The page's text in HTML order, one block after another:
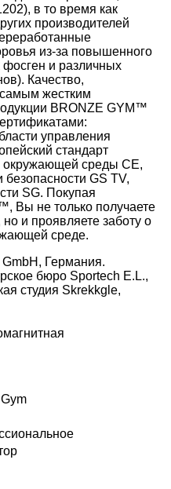
в то время как
производителей
из-за повышенного
фосген и различных
Качество,
самым жестким
BRONZE GYM™
управления
стандарт
окружающей среды CE,
безопасности GS TV,
SG. Покупая
Вы не только получаете
и проявляете заботу о
среде.
Германия.
бюро Sportech E.L.,
студия Skrekkgle,